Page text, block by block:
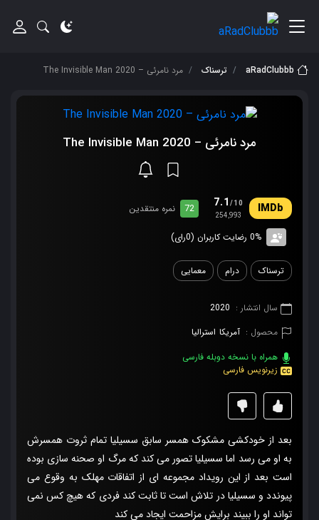
aRadClubbb ترسناک مرد نامرئی – The Invisible Man 2020
مرد نامرئی – The Invisible Man 2020
7.1 /10
254,993
72 نمره منتقدین
0% رضایت کاربران (0رای)
ترسناک درام معمایی
سال انتشار : 2020
محصول : آمریکا استرالیا
همراه با نسخه دوبله فارسی
زیرنویس فارسی
بعد از خودکشی مشکوک همسر سابق سسیلیا تمام ثروت همسرش
به او می رسد اما سسیلیا تصور می کند که مرگ او صحنه سازی بوده
است بعد از این رویداد مجموعه ای از اتفاقات مهلک به وقوع می
پیوندد و سسیلیا در تلاش است تا ثابت کند فردی که هیچ کس نمی
تواند او را ببیند برایش مزاحمت ایجاد می کند